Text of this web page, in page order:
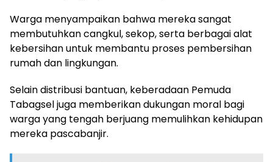
Warga menyampaikan bahwa mereka sangat
membutuhkan cangkul, sekop, serta berbagai alat
kebersihan untuk membantu proses pembersihan
rumah dan lingkungan.
Selain distribusi bantuan, keberadaan Pemuda
Tabagsel juga memberikan dukungan moral bagi
warga yang tengah berjuang memulihkan kehidupan
mereka pascabanjir.